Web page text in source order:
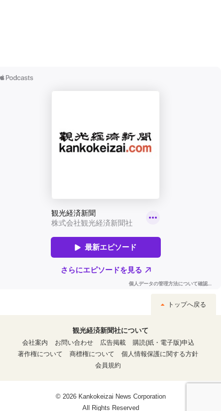
トップへ戻る
観光経済新聞社について
会社案内
お問い合わせ 広告掲載
購読(紙・電子版)申込
著作権について
商標権について
個人情報保護に関する方針
会員規約
© 2026 Kankokeizai News Corporation
All Rights Reserved